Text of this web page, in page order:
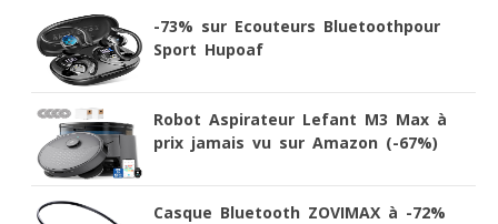
-73% sur Ecouteurs Bluetoothpour
Sport Hupoaf
Robot Aspirateur Lefant M3 Max à
prix jamais vu sur Amazon (-67%)
Casque Bluetooth ZOVIMAX à -72%